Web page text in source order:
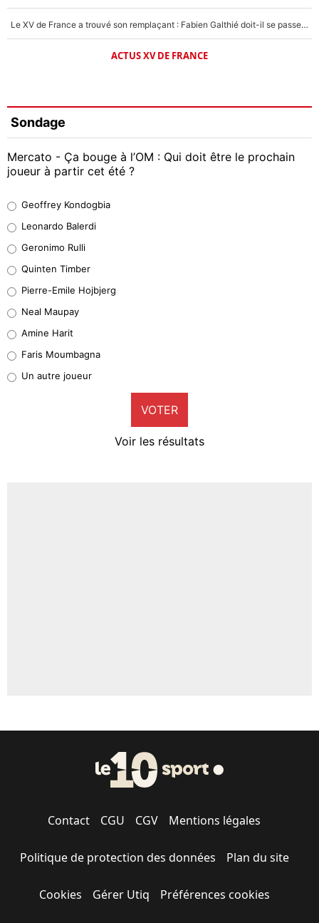
Le XV de France a trouvé son remplaçant : Fabien Galthié doit-il se passer d'Antoine Dupont ?
ACTUS XV DE FRANCE
Sondage
Mercato - Ça bouge à l’OM : Qui doit être le prochain
joueur à partir cet été ?
38%
32%
5%
1%
9%
Geoffrey Kondogbia
Leonardo Balerdi
Geronimo Rulli
Quinten Timber
Pierre-Emile Hojbjerg
Neal Maupay
Amine Harit
Faris Moumbagna
Un autre joueur
VOTER
Voir les résultats
Contact CGU CGV Mentions légales
Politique de protection des données Plan du site
Cookies Gérer Utiq Préférences cookies